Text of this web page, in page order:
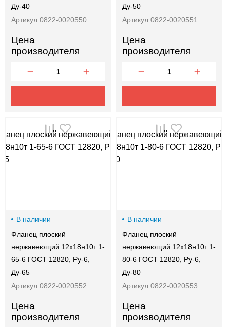
Ду-40
Артикул 0822-0020550
Цена
производителя
Ду-50
Артикул 0822-0020551
Цена
производителя
В наличии
Фланец плоский
нержавеющий 12х18н10т 1-
65-6 ГОСТ 12820, Ру-6,
Ду-65
Артикул 0822-0020552
Цена
производителя
В наличии
Фланец плоский
нержавеющий 12х18н10т 1-
80-6 ГОСТ 12820, Ру-6,
Ду-80
Артикул 0822-0020553
Цена
производителя